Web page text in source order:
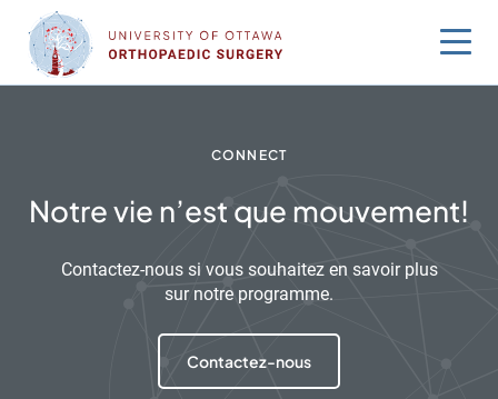
Sauter
contenu
CONNECT
Notre vie n’est que mouvement!
Contactez-nous si vous souhaitez en savoir plus
sur notre programme.
Contactez-nous